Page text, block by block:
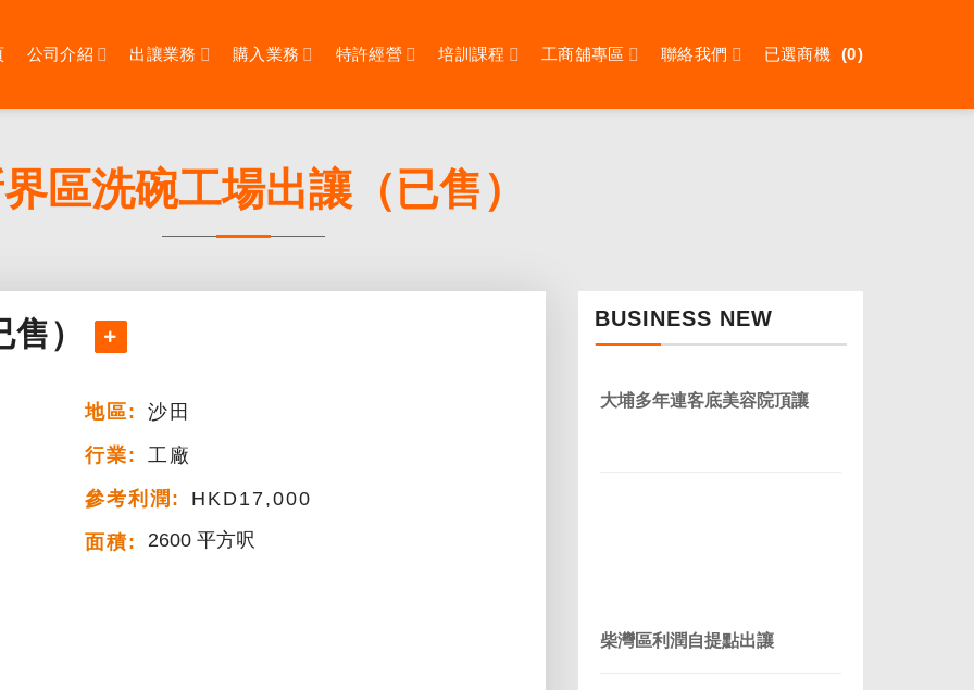
公司介紹 出讓業務 購入業務 特許經營 培訓課程 工商舖專區 聯絡我們 已選商機 0
區洗碗工場出讓（已售）
）
地區:
沙田
行業:
工廠
參考利潤:
HKD17,000
面積: 2600 平方呎
BUSINESS NEW
大埔多年連客底美容院頂讓
柴灣區利潤自提點出讓